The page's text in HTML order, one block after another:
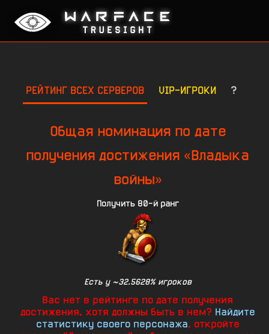
РЕЙТИНГ ВСЕХ СЕРВЕРОВ VIP-ИГРОКИ ?
Общая номинация по дате
получения достижения «Владыка
войны»
Получить 80-й ранг
Есть у ~32.5628% игроков
Вас нет в рейтинге по дате получения
достижения, хотя должны быть в нем? Найдите
статистику своего персонажа, откройте